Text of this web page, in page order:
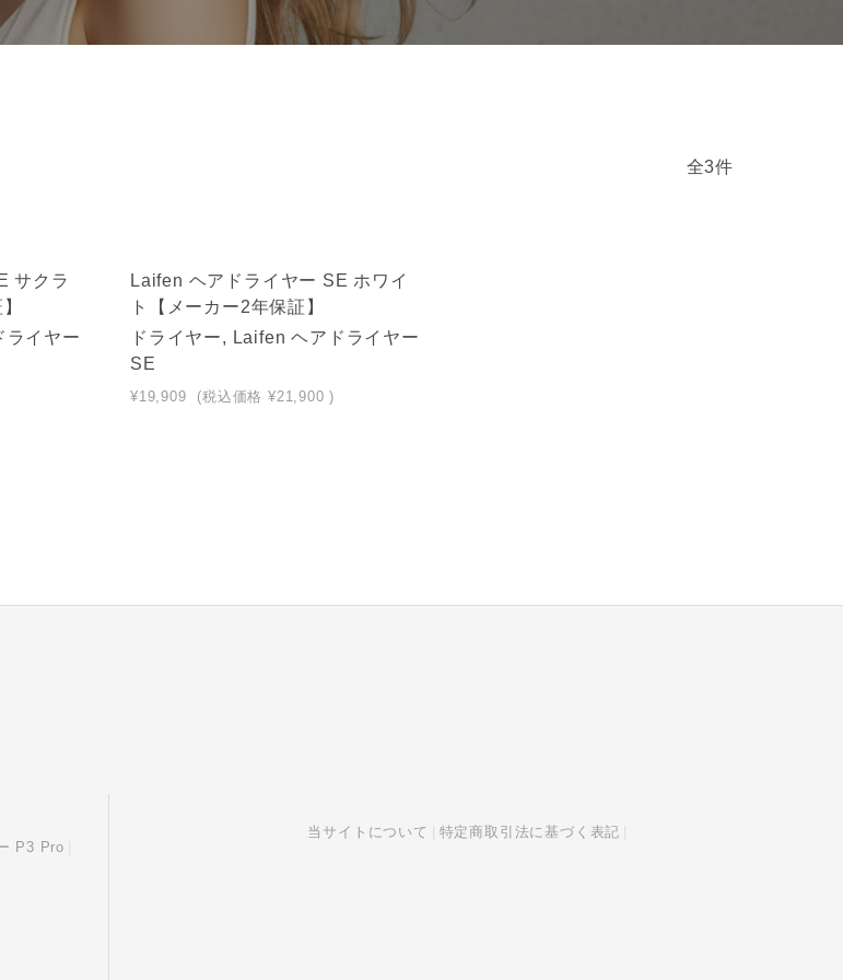
全3件
サクラ
ライヤー
Laifen ヘアドライヤー SE ホワイ
ト【メーカー2年保証】
ドライヤー, Laifen ヘアドライヤー
SE
¥19,909 (税込価格 ¥21,900 )
P3 Pro
当サイトについて 特定商取引法に基づく表記